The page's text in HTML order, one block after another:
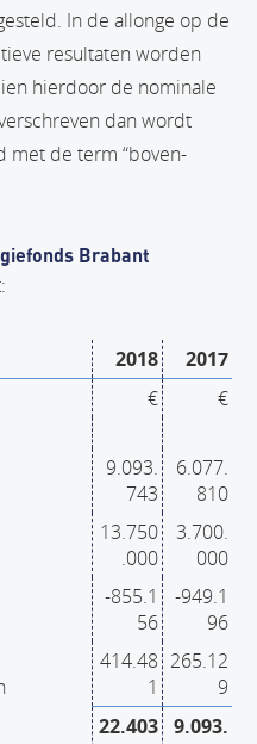
In de allonge op de
resultaten worden
hierdoor de nominale
dan wordt
met de term “boven-
Brabant
2018
2017
€
€
9.093.
743
6.077.
810
13.750
.000
3.700.
000
-855.1
56
-949.1
96
414.48
1
265.12
9
22.403 9.093.